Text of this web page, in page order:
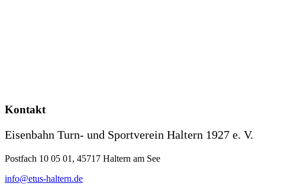
Kontakt
Eisenbahn Turn- und Sportverein Haltern 1927 e. V.
Postfach 10 05 01, 45717 Haltern am See
info@etus-haltern.de